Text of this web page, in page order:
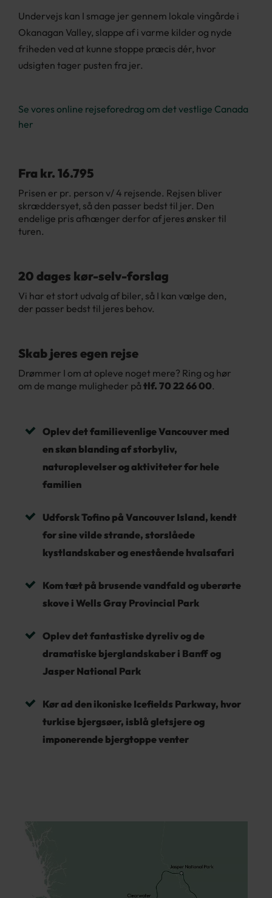
Undervejs kan I smage jer gennem lokale vingårde i
Okanagan Valley, slappe af i varme kilder og nyde
friheden ved at kunne stoppe præcis dér, hvor
udsigten tager pusten fra jer.
Se vores online rejseforedrag om det vestlige Canada
her
Fra kr. 16.795
Prisen er pr. person v/ 4 rejsende. Rejsen bliver
skræddersyet, så den passer bedst til jer. Den
endelige pris afhænger derfor af jeres ønsker til
turen.
20 dages kør-selv-forslag
Vi har et stort udvalg af biler, så I kan vælge den,
der passer bedst til jeres behov.
Skab jeres egen rejse
Drømmer I om at opleve noget mere? Ring og hør
om de mange muligheder på tlf. 70 22 66 00.
Oplev det familievenlige Vancouver med
en skøn blanding af storbyliv,
naturoplevelser og aktiviteter for hele
familien
Udforsk Tofino på Vancouver Island, kendt
for sine vilde strande, storslåede
kystlandskaber og enestående hvalsafari
Kom tæt på brusende vandfald og uberørte
skove i Wells Gray Provincial Park
Oplev det fantastiske dyreliv og de
dramatiske bjerglandskaber i Banff og
Jasper National Park
Kør ad den ikoniske Icefields Parkway, hvor
turkise bjergsøer, isblå gletsjere og
imponerende bjergtoppe venter